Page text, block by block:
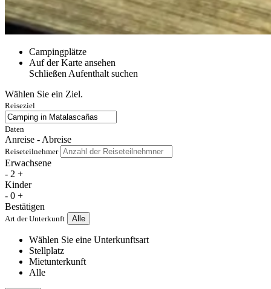
Campingplätze
Auf der Karte ansehen
SchließenAufenthalt suchen
Wählen Sie ein Ziel.
Reiseziel
Daten
Anreise - Abreise
Reiseteilnehmer
Erwachsene
- 2 +
Kinder
- 0 +
Bestätigen
Art der Unterkunft Alle
Wählen Sie eine Unterkunftsart
Stellplatz
Mietunterkunft
Alle